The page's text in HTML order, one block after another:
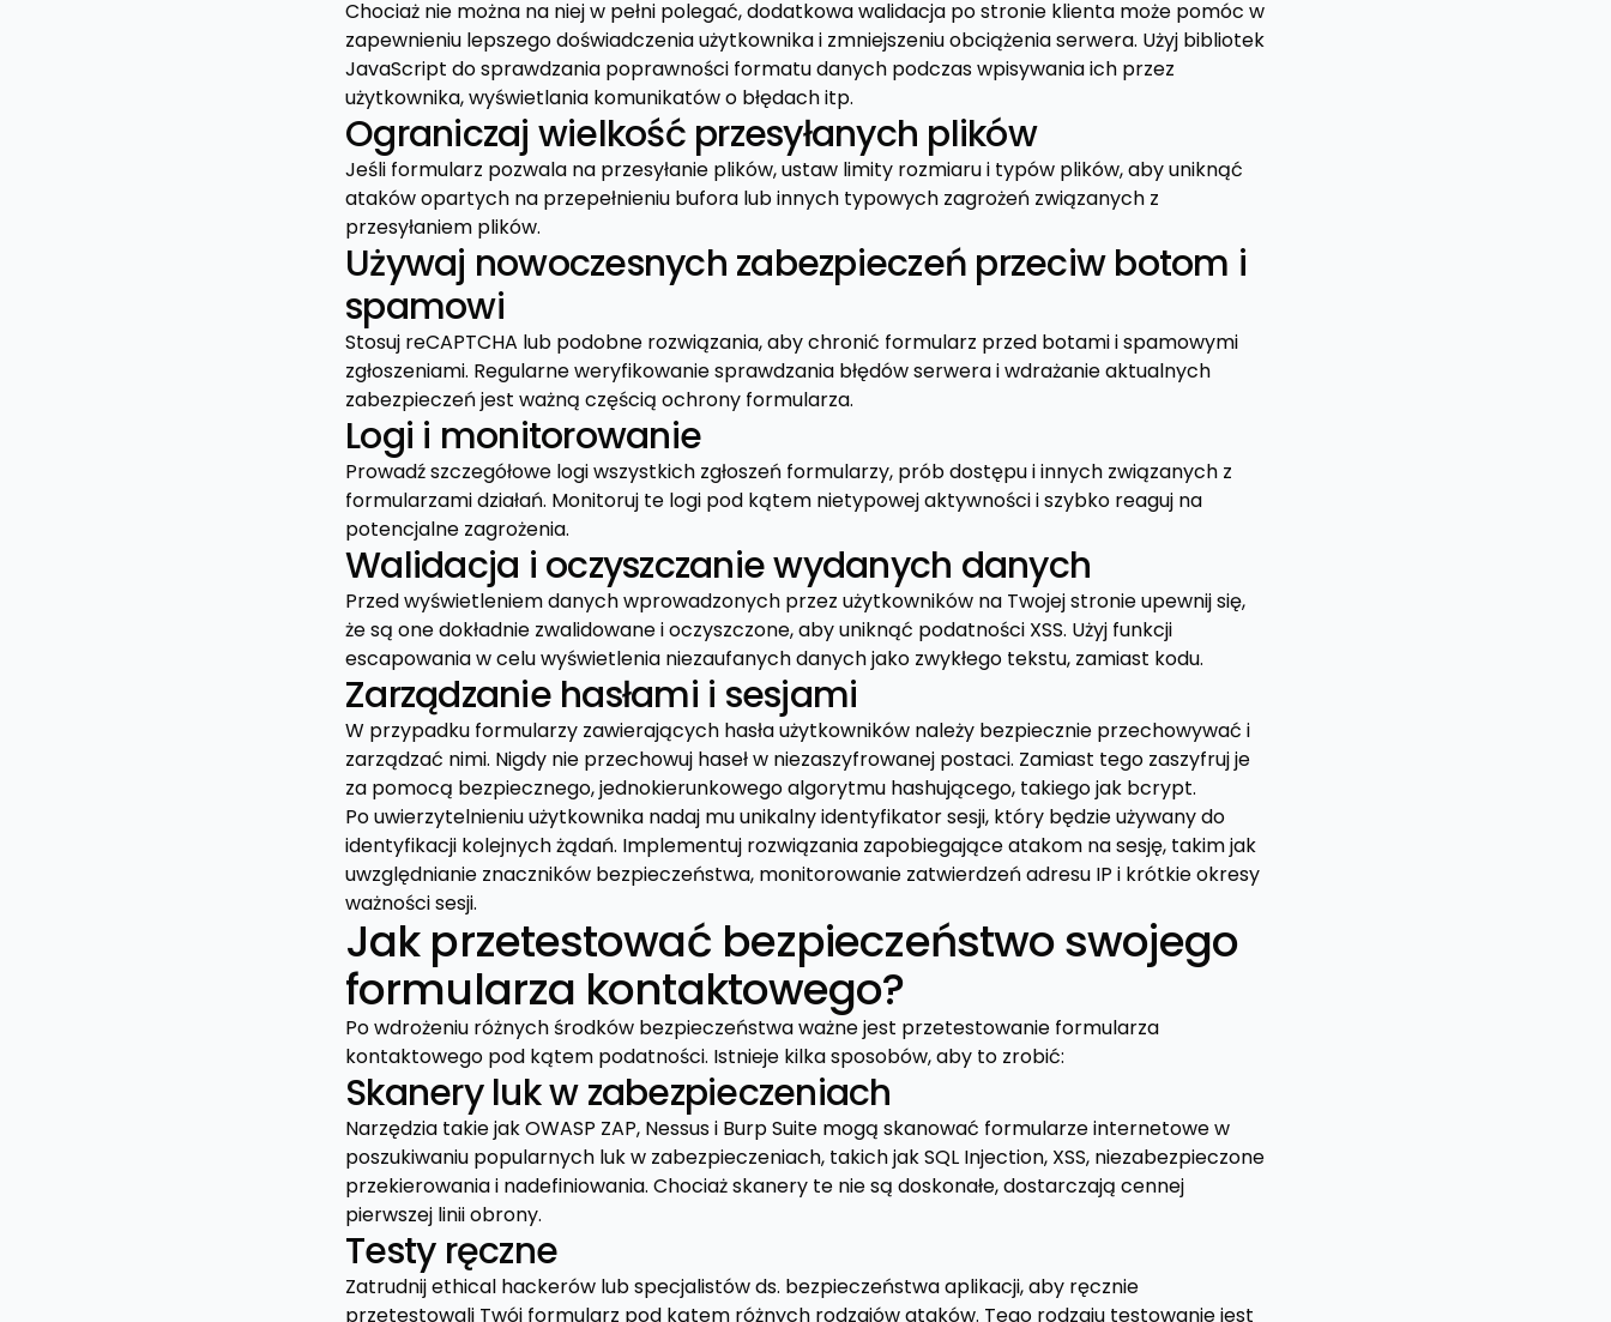
Chociaż nie można na niej w pełni polegać, dodatkowa walidacja po stronie klienta może pomóc w
zapewnieniu lepszego doświadczenia użytkownika i zmniejszeniu obciążenia serwera. Użyj bibliotek
JavaScript do sprawdzania poprawności formatu danych podczas wpisywania ich przez
użytkownika, wyświetlania komunikatów o błędach itp.
Ograniczaj wielkość przesyłanych plików
Jeśli formularz pozwala na przesyłanie plików, ustaw limity rozmiaru i typów plików, aby uniknąć
ataków opartych na przepełnieniu bufora lub innych typowych zagrożeń związanych z
przesyłaniem plików.
Używaj nowoczesnych zabezpieczeń przeciw botom i
spamowi
Stosuj reCAPTCHA lub podobne rozwiązania, aby chronić formularz przed botami i spamowymi
zgłoszeniami. Regularne weryfikowanie sprawdzania błędów serwera i wdrażanie aktualnych
zabezpieczeń jest ważną częścią ochrony formularza.
Logi i monitorowanie
Prowadź szczegółowe logi wszystkich zgłoszeń formularzy, prób dostępu i innych związanych z
formularzami działań. Monitoruj te logi pod kątem nietypowej aktywności i szybko reaguj na
potencjalne zagrożenia.
Walidacja i oczyszczanie wydanych danych
Przed wyświetleniem danych wprowadzonych przez użytkowników na Twojej stronie upewnij się,
że są one dokładnie zwalidowane i oczyszczone, aby uniknąć podatności XSS. Użyj funkcji
escapowania w celu wyświetlenia niezaufanych danych jako zwykłego tekstu, zamiast kodu.
Zarządzanie hasłami i sesjami
W przypadku formularzy zawierających hasła użytkowników należy bezpiecznie przechowywać i
zarządzać nimi. Nigdy nie przechowuj haseł w niezaszyfrowanej postaci. Zamiast tego zaszyfruj je
za pomocą bezpiecznego, jednokierunkowego algorytmu hashującego, takiego jak bcrypt.
Po uwierzytelnieniu użytkownika nadaj mu unikalny identyfikator sesji, który będzie używany do
identyfikacji kolejnych żądań. Implementuj rozwiązania zapobiegające atakom na sesję, takim jak
uwzględnianie znaczników bezpieczeństwa, monitorowanie zatwierdzeń adresu IP i krótkie okresy
ważności sesji.
Jak przetestować bezpieczeństwo swojego
formularza kontaktowego?
Po wdrożeniu różnych środków bezpieczeństwa ważne jest przetestowanie formularza
kontaktowego pod kątem podatności. Istnieje kilka sposobów, aby to zrobić:
Skanery luk w zabezpieczeniach
Narzędzia takie jak OWASP ZAP, Nessus i Burp Suite mogą skanować formularze internetowe w
poszukiwaniu popularnych luk w zabezpieczeniach, takich jak SQL Injection, XSS, niezabezpieczone
przekierowania i nadefiniowania. Chociaż skanery te nie są doskonałe, dostarczają cennej
pierwszej linii obrony.
Testy ręczne
Zatrudnij ethical hackerów lub specjalistów ds. bezpieczeństwa aplikacji, aby ręcznie
przetestowali Twój formularz pod kątem różnych rodzajów ataków. Tego rodzaju testowanie jest